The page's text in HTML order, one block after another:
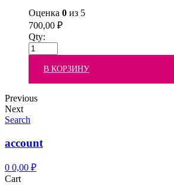
Оценка 0 из 5
700,00 ₽
Qty:
В КОРЗИНУ
Previous
Next
Search
account
0 0,00 ₽
Cart